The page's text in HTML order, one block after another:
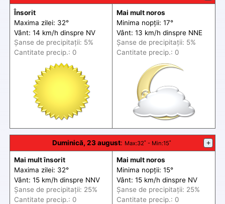
Însorit
Maxima zilei: 32°
Vânt: 14 km/h dinspre NV
Șanse de precipitații: 5%
Cantitate precip.: 0
Mai mult noros
Minima nopții: 17°
Vânt: 13 km/h dinspre NNE
Șanse de precipitații: 5%
Cantitate precip.: 0
Duminică, 23 august: Max:32˚ - Min:15˚ +
Mai mult însorit
Maxima zilei: 32°
Vânt: 15 km/h dinspre NNV
Șanse de precipitații: 25%
Cantitate precip.: 0
Mai mult noros
Minima nopții: 15°
Vânt: 15 km/h dinspre NV
Șanse de precipitații: 25%
Cantitate precip.: 0